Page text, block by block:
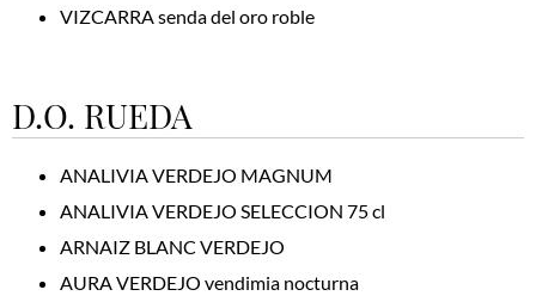
VIZCARRA senda del oro roble
D.O. RUEDA
ANALIVIA VERDEJO MAGNUM
ANALIVIA VERDEJO SELECCION 75 cl
ARNAIZ BLANC VERDEJO
AURA VERDEJO vendimia nocturna